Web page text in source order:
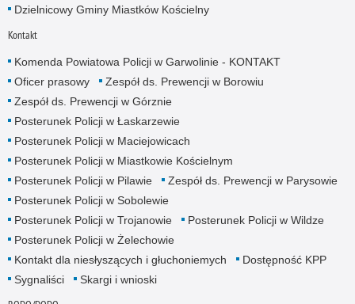
Dzielnicowy Gminy Miastków Kościelny
Kontakt
Komenda Powiatowa Policji w Garwolinie - KONTAKT
Oficer prasowy
Zespół ds. Prewencji w Borowiu
Zespół ds. Prewencji w Górznie
Posterunek Policji w Łaskarzewie
Posterunek Policji w Maciejowicach
Posterunek Policji w Miastkowie Kościelnym
Posterunek Policji w Pilawie
Zespół ds. Prewencji w Parysowie
Posterunek Policji w Sobolewie
Posterunek Policji w Trojanowie
Posterunek Policji w Wildze
Posterunek Policji w Żelechowie
Kontakt dla niesłyszących i głuchoniemych
Dostępność KPP
Sygnaliści
Skargi i wnioski